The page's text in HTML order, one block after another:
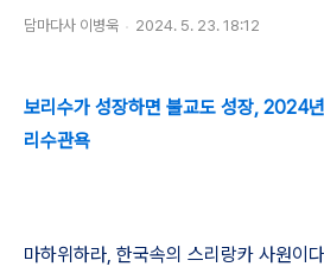
담마다사 이병욱 2024. 5. 23. 18:12
보리수가 성장하면 불교도 성장, 2024
리수관욕
마하위하라, 한국속의 스리랑카 사원이다